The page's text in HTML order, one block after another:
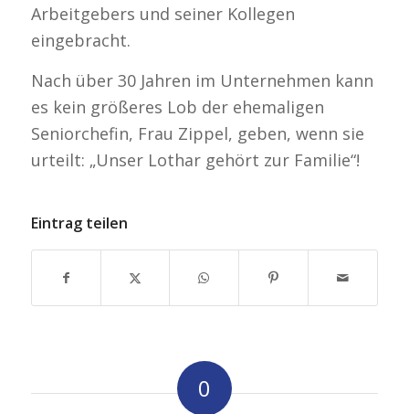
Arbeitgebers und seiner Kollegen
eingebracht.
Nach über 30 Jahren im Unternehmen kann
es kein größeres Lob der ehemaligen
Seniorchefin, Frau Zippel, geben, wenn sie
urteilt: „Unser Lothar gehört zur Familie“!
Eintrag teilen
0